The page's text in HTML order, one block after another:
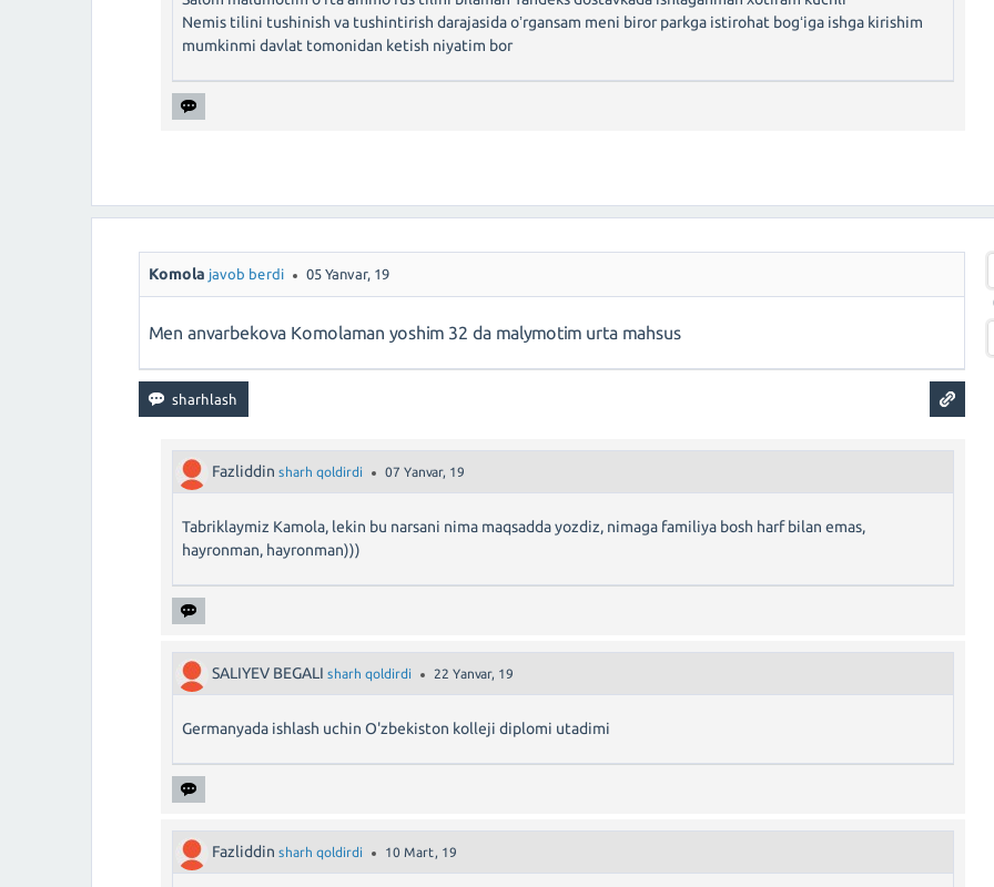
Nemis tilini tushinish va tushintirish darajasida oʼrgansam meni biror parkga istirohat bogʻiga ishga kirishim
mumkinmi davlat tomonidan ketish niyatim bor
Komola javob berdi 05 Yanvar, 19
Men anvarbekova Komolaman yoshim 32 da malymotim urta mahsus
Fazliddin sharh qoldirdi 07 Yanvar, 19
Tabriklaymiz Kamola, lekin bu narsani nima maqsadda yozdiz, nimaga familiya bosh harf bilan emas,
hayronman, hayronman)))
SALIYEV BEGALI sharh qoldirdi 22 Yanvar, 19
Germanyada ishlash uchin O'zbekiston kolleji diplomi utadimi
Fazliddin sharh qoldirdi 10 Mart, 19